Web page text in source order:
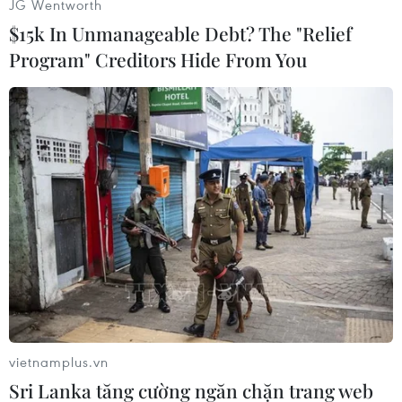
#Thị trường Bắc Mỹ #ViewSonic
#Kindle Fire
#Tablet
#Cấu hình Mỹ
Theo dõi VietnamPlus
TIN CÙNG CHUYÊN MỤC
JG Wentworth
$15k In Unmanageable Debt? The "Relief
Program" Creditors Hide From You
vietnamplus.vn
Sri Lanka tăng cường ngăn chặn trang web